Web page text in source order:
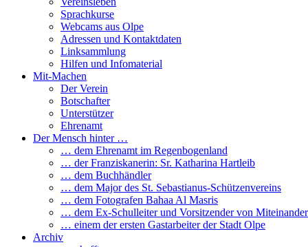
Sprachkurse
Webcams aus Olpe
Adressen und Kontaktdaten
Linksammlung
Hilfen und Infomaterial
Mit-Machen
Der Verein
Botschafter
Unterstützer
Ehrenamt
Der Mensch hinter …
… dem Ehrenamt im Regenbogenland
… der Franziskanerin: Sr. Katharina Hartleib
… dem Buchhändler
… dem Major des St. Sebastianus-Schützenvereins
… dem Fotografen Bahaa Al Masris
… dem Ex-Schulleiter und Vorsitzender von
… einem der ersten Gastarbeiter der Stadt Olpe
Archiv